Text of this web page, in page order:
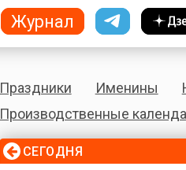
Праздники Именины
Производственные
СЕГОДНЯ
Журнал